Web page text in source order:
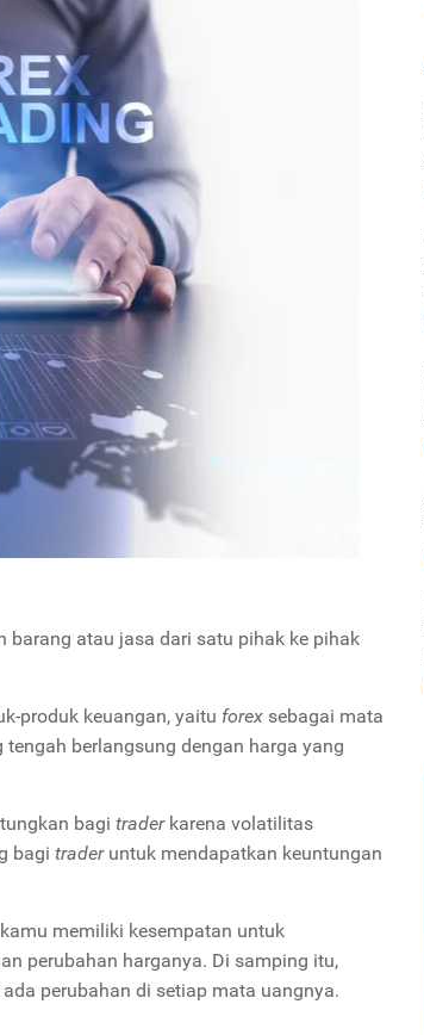
barang atau jasa dari satu pihak ke pihak
produk keuangan, yaitu forex sebagai mata
berlangsung dengan harga yang
bagi traderkarena volatilitas
bagi traderuntuk mendapatkan keuntungan
memiliki kesempatan untuk
perubahan harganya. Di samping itu,
perubahan di setiap mata uangnya.